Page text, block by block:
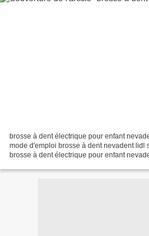
brosse à dent électrique pour enfant
mode d'emploi brosse à dent nevadent lidl
brosse à dent électrique pour enfant